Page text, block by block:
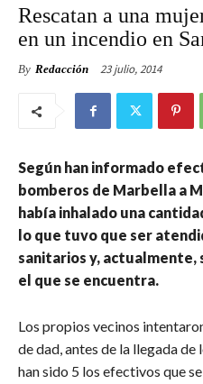
Rescatan a una
en un incendio en
By Redacción 23 julio, 2014
Según han informado
bomberos de Marbella a
había inhalado una
lo que tuvo que ser
sanitarios y, actualmente,
el que se encuentra.
Los propios vecinos
de dad, antes de la llegada
han sido 5 los efectivos que